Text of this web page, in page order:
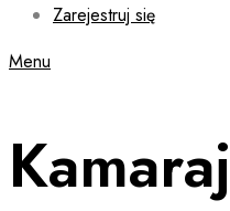
Zarejestruj się
Menu
Kamaraj